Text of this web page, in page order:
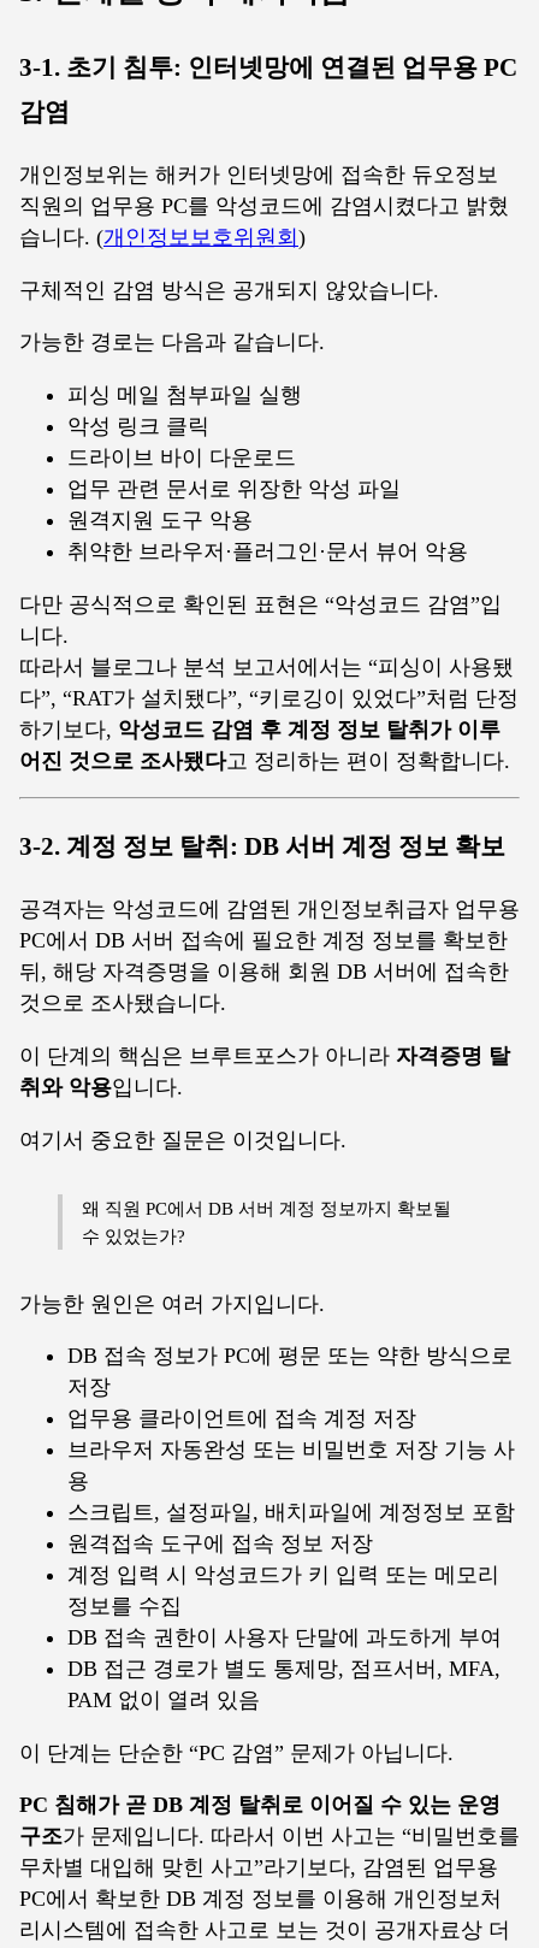
3-1. 초기 침투: 인터넷망에 연결된 업무용 PC
감염
개인정보위는 해커가 인터넷망에 접속한 듀오정보
직원의 업무용 PC를 악성코드에 감염시켰다고 밝혔
습니다. (개인정보보호위원회 )
구체적인 감염 방식은 공개되지 않았습니다.
가능한 경로는 다음과 같습니다.
피싱 메일 첨부파일 실행
악성 링크 클릭
드라이브 바이 다운로드
업무 관련 문서로 위장한 악성 파일
원격지원 도구 악용
취약한 브라우저·플러그인·문서 뷰어 악용
다만 공식적으로 확인된 표현은 “악성코드 감염”입
니다.
따라서 블로그나 분석 보고서에서는 “피싱이 사용됐
다”, “RAT가 설치됐다”, “키로깅이 있었다”처럼 단정
하기보다, 악성코드 감염 후 계정 정보 탈취가 이루
어진 것으로 조사됐다고 정리하는 편이 정확합니다.
3-2. 계정 정보 탈취: DB 서버 계정 정보 확보
공격자는 악성코드에 감염된 개인정보취급자 업무용
PC에서 DB 서버 접속에 필요한 계정 정보를 확보한
뒤, 해당 자격증명을 이용해 회원 DB 서버에 접속한
것으로 조사됐습니다.
이 단계의 핵심은 브루트포스가 아니라 자격증명 탈
취와 악용입니다.
여기서 중요한 질문은 이것입니다.
왜 직원 PC에서 DB 서버 계정 정보까지 확보될
수 있었는가?
가능한 원인은 여러 가지입니다.
DB 접속 정보가 PC에 평문 또는 약한 방식으로
저장
업무용 클라이언트에 접속 계정 저장
브라우저 자동완성 또는 비밀번호 저장 기능 사
용
스크립트, 설정파일, 배치파일에 계정정보 포함
원격접속 도구에 접속 정보 저장
계정 입력 시 악성코드가 키 입력 또는 메모리
정보를 수집
DB 접속 권한이 사용자 단말에 과도하게 부여
DB 접근 경로가 별도 통제망, 점프서버, MFA,
PAM 없이 열려 있음
이 단계는 단순한 “PC 감염” 문제가 아닙니다.
PC 침해가 곧 DB 계정 탈취로 이어질 수 있는 운영
구조가 문제입니다. 따라서 이번 사고는 “비밀번호를
무차별 대입해 맞힌 사고”라기보다, 감염된 업무용
PC에서 확보한 DB 계정 정보를 이용해 개인정보처
리시스템에 접속한 사고로 보는 것이 공개자료상 더